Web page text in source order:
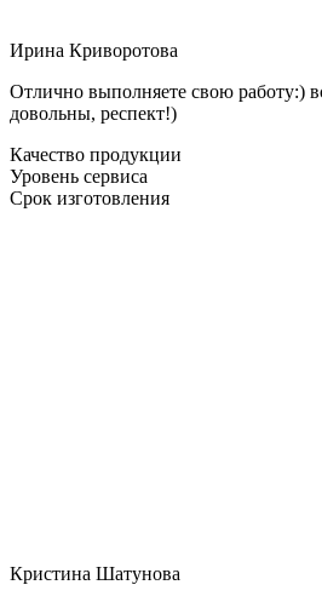
Ирина Криворотова
Отлично выполняете свою работу:)
довольны, респект!)
Качество продукции
Уровень сервиса
Срок изготовления
Кристина Шатунова